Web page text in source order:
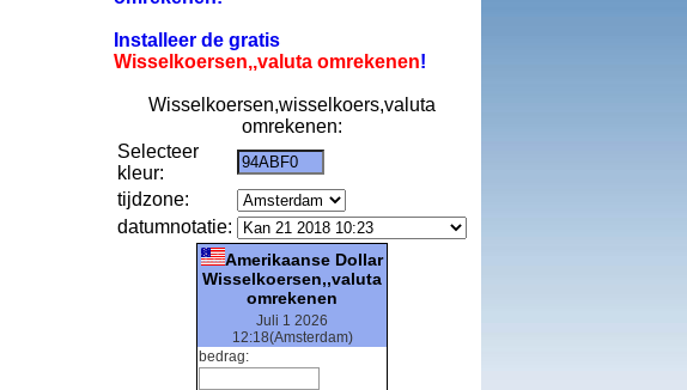
Installeer de gratis
Wisselkoersen,,valuta omrekenen!
Wisselkoersen,wisselkoers,valuta
omrekenen:
Selecteer
kleur:
tijdzone:
datumnotatie:
Amerikaanse Dollar
Wisselkoersen,,valuta
omrekenen
Juli 1 2026
12:18(Amsterdam)
bedrag: